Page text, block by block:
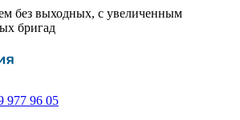
без выходных, с увеличенным
бригад
977 96 05